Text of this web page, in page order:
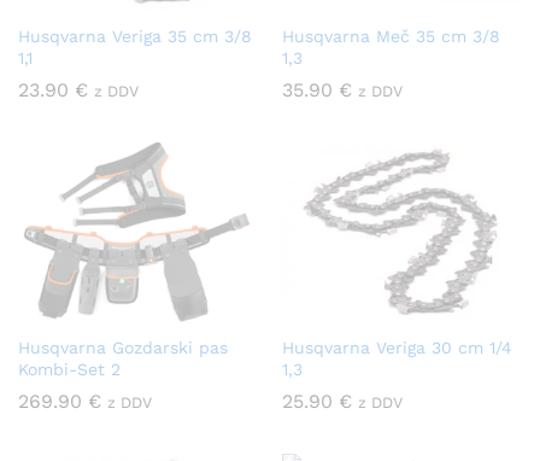
Husqvarna Veriga 35 cm 3/8
1,1
23.90 € z DDV
Husqvarna Meč 35 cm 3/8
1,3
35.90 € z DDV
Husqvarna Gozdarski pas
Kombi-Set 2
269.90 € z DDV
Husqvarna Veriga 30 cm 1/4
1,3
25.90 € z DDV